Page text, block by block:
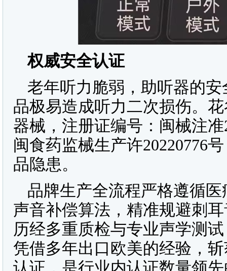
权威安全认证
老年听力脆弱，助听器的
品极易造成听力二次损伤。
器械，注册证编号：闽械注
闽食药监械生产许20220776
品隐患。
品牌生产全流程严格遵循
声音补偿算法，精准规避刺
历经多重质检与专业声学测
凭借多年出口欧美的经验，